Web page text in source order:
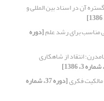
آن در اسناد بین المللی و
مناسب برای رشد علم[دوره
انتقاد از شاهکاری
فکری [دوره 37، شماره